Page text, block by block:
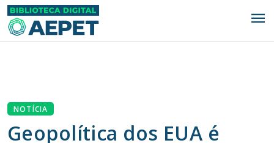
menu
NOTÍCIA
Geopolítica dos EUA é